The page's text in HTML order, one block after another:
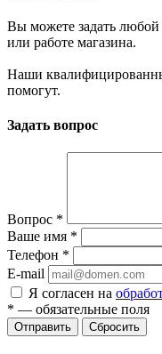
Вы можете задать
или работе магазина.
Наши
помогут.
Задать вопрос
Вопрос *
Ваше имя *
Телефон *
E-mail
Я согласен на
* — обязательные поля
Отправить Сбросить